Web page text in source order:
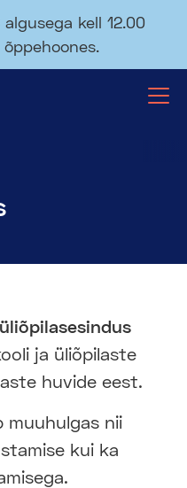
kell 12.00
ja üliõpilaste
huvide eest.
muuhulgas nii
kui ka